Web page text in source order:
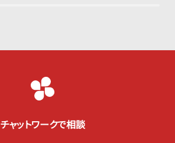
チャットワークで相談